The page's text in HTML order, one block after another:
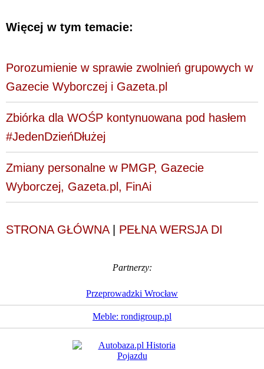
Więcej w tym temacie:
Porozumienie w sprawie zwolnień grupowych w
Gazecie Wyborczej i Gazeta.pl
Zbiórka dla WOŚP kontynuowana pod hasłem
#JedenDzieńDłużej
Zmiany personalne w PMGP, Gazecie
Wyborczej, Gazeta.pl, FinAi
STRONA GŁÓWNA| PEŁNA WERSJA DI
Partnerzy:
Przeprowadzki Wrocław
Meble: rondigroup.pl